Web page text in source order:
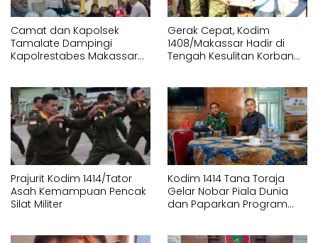
Camat dan Kapolsek
Tamalate Dampingi
Kapolrestabes Makassar
Gerak Cepat, Kodim
1408/Makassar Hadir di
Tengah Kesulitan Korban
Prajurit Kodim 1414/Tator
Asah Kemampuan Pencak
Silat Militer
Kodim 1414 Tana Toraja
Gelar Nobar Piala Dunia
dan Paparkan Program